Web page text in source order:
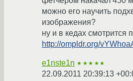
можно его научить
изображения?
ну и в кедах смотрится
http://ompldr.org/
e1nste1n ★★★★★
22.09.2011 20:39:13